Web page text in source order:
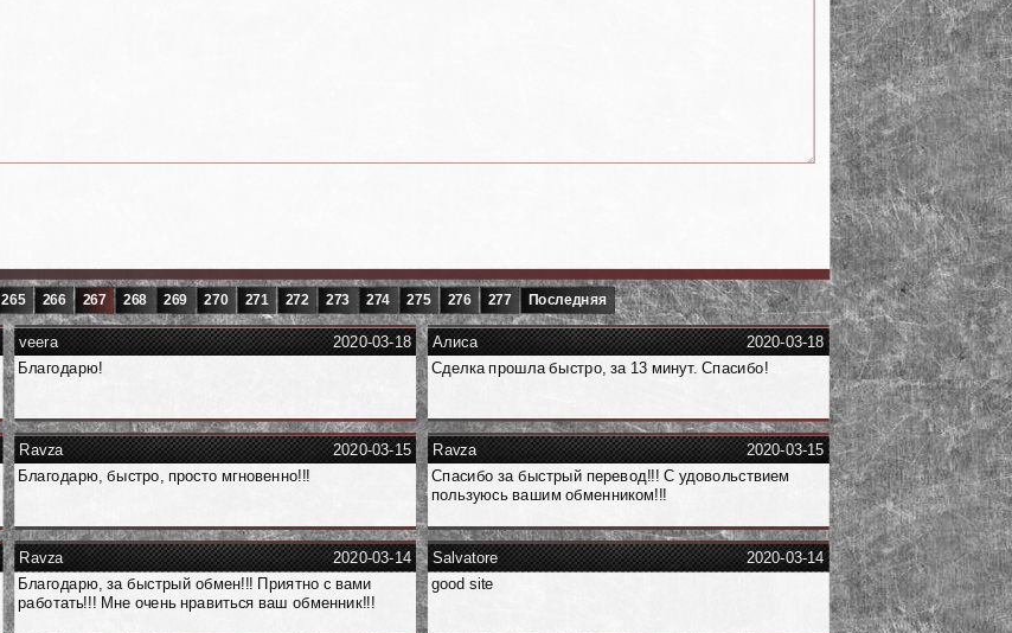
265 266 267 268 269 270 271 272 273 274 275 276 277 Последняя
2020-03-18
veera
Благодарю!
2020-03-18
Алиса
Сделка прошла быстро, за 13 минут. Спасибо!
2020-03-15
Ravza
Благодарю, быстро, просто мгновенно!!!
2020-03-15
Ravza
Спасибо за быстрый перевод!!! С удовольствием
пользуюсь вашим обменником!!!
2020-03-14
Ravza
Благодарю, за быстрый обмен!!! Приятно с вами
работать!!! Мне очень нравиться ваш обменник!!!
2020-03-14
Salvatore
good site